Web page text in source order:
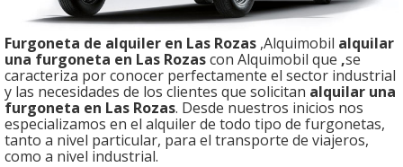
Furgoneta de alquiler en Las Rozas ,Alquimobil alquilar
una furgoneta en Las Rozascon Alquimobil que ,se
caracteriza por conocer perfectamente el sector industrial
y las necesidades de los clientes que solicitan alquilar una
furgoneta en Las Rozas. Desde nuestros inicios nos
especializamos en el alquiler de todo tipo de furgonetas,
tanto a nivel particular, para el transporte de viajeros,
como a nivel industrial.